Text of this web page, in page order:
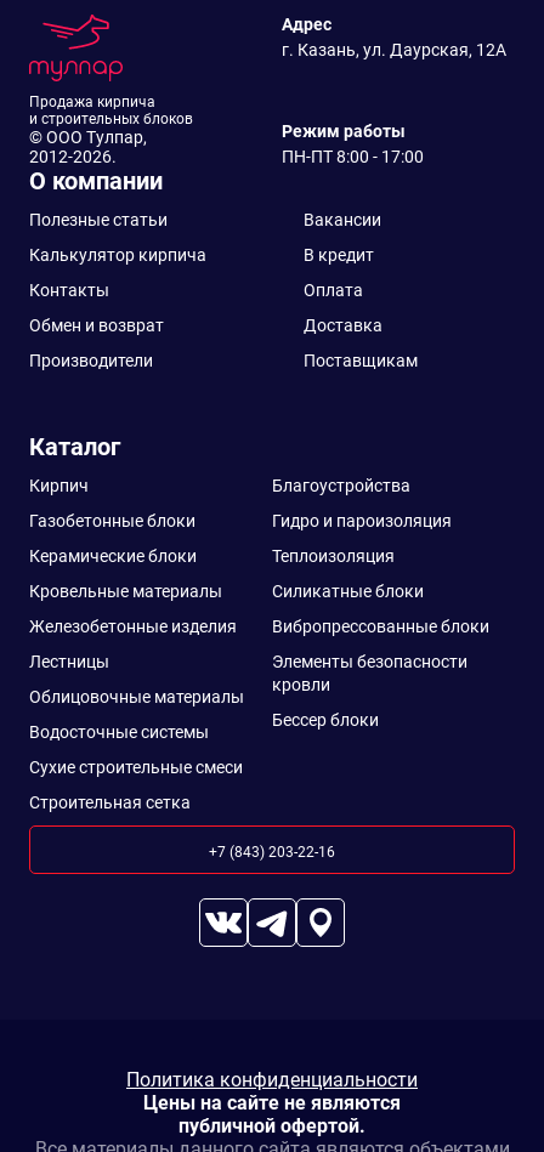
Продажа кирпича
и строительных блоков
© ООО Тулпар,
2012-2026.
Адрес
г. Казань, ул. Даурская, 12А
Режим работы
ПН-ПТ 8:00 - 17:00
О компании
Полезные статьи
Вакансии
Калькулятор кирпича
В кредит
Контакты
Оплата
Обмен и возврат
Доставка
Производители
Поставщикам
Каталог
Кирпич
Газобетонные блоки
Керамические блоки
Кровельные материалы
Железобетонные изделия
Лестницы
Облицовочные материалы
Водосточные системы
Сухие строительные смеси
Строительная сетка
Благоустройства
Гидро и пароизоляция
Теплоизоляция
Силикатные блоки
Вибропрессованные блоки
Элементы безопасности
кровли
Бессер блоки
+7 (843) 203-22-16
Цены на сайте не являются
публичной офертой.
Политика конфиденциальности